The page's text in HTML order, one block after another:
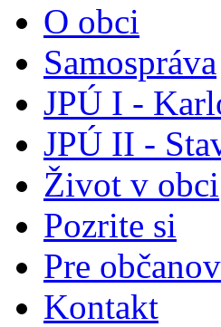
O obci
Samospráva
JPÚ I -
JPÚ II -
Život v obci
Pozrite si
Pre občanov
Kontakt